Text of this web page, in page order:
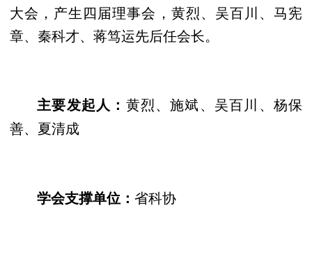
大会，产生四届理事会，黄烈、吴百川、马宪
章、秦科才、蒋笃运先后任会长。
主要发起人： 黄烈、施斌、吴百川、杨保
善、夏清成
学会支撑单位：省科协